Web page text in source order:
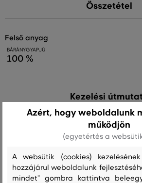
Összetétel
felső anyag
BÁRÁNYGYAPJÚ
100 %
Kezelési
SZÁRÍTÁS
Ajánlott
Azért, hogy weboldalunk
működjön
(egyetértés a
A websütik (cookies)
hozzájárul weboldalunk
mindet" gombra kattintva